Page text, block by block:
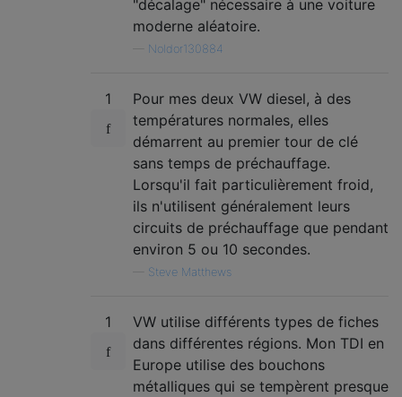
"décalage" nécessaire à une voiture
moderne aléatoire.
Noldor130884
1
Pour mes deux VW diesel, à des
températures normales, elles
démarrent au premier tour de clé
sans temps de préchauffage.
Lorsqu'il fait particulièrement froid,
ils n'utilisent généralement leurs
circuits de préchauffage que pendant
environ 5 ou 10 secondes.
Steve Matthews
1
VW utilise différents types de fiches
dans différentes régions. Mon TDI en
Europe utilise des bouchons
métalliques qui se tempèrent presque